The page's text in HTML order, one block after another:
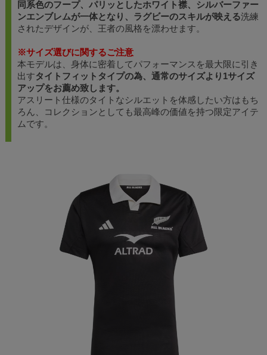
同系色のフープ、パリッとしたホワイト襟、シルバーファー
ンエンブレムが一体となり、ラグビーのスキルが映える洗練
されたデザインが、王者の風格を漂わせます。
※サイズ選びに関するご注意
本モデルは、身体に密着してパフォーマンスを最大限に引き
出すタイトフィットタイプの為、通常のサイズより1サイズ
アップをお薦め致します。
アスリート仕様のタイトなシルエットを体感したい方はもち
ろん、コレクションとしても最高峰の価値を持つ限定アイテ
ムです。